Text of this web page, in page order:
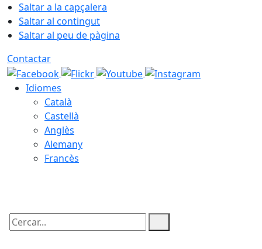
Saltar a la capçalera
Saltar al contingut
Saltar al peu de pàgina
Contactar
Idiomes
Català
Castellà
Anglès
Alemany
Francès
Cercar: